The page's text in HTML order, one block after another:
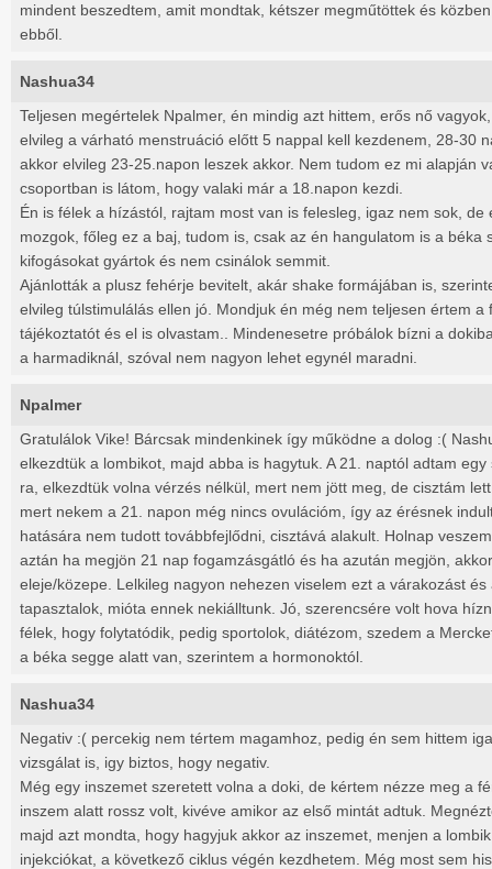
mindent beszedtem, amit mondtak, kétszer megműtöttek és
ebből.
Nashua34
Teljesen megértelek Npalmer, én mindig azt hittem, erős nő
elvileg a várható menstruáció előtt 5 nappal kell kezdenem, 28-30
akkor elvileg 23-25.napon leszek akkor. Nem tudom ez mi alapján
csoportban is látom, hogy valaki már a 18.napon kezdi.
Én is félek a hízástól, rajtam most van is felesleg, igaz nem sok, de
mozgok, főleg ez a baj, tudom is, csak az én hangulatom is a béka
kifogásokat gyártok és nem csinálok semmit.
Ajánlották a plusz fehérje bevitelt, akár shake formájában is,
elvileg túlstimulálás ellen jó. Mondjuk én még nem teljesen értem a
tájékoztatót és el is olvastam.. Mindenesetre próbálok bízni a
a harmadiknál, szóval nem nagyon lehet egynél maradni.
Npalmer
Gratulálok Vike! Bárcsak mindenkinek így működne a dolog :(
elkezdtük a lombikot, majd abba is hagytuk. A 21. naptól adtam
ra, elkezdtük volna vérzés nélkül, mert nem jött meg, de cisztám
mert nekem a 21. napon még nincs ovulációm, így az érésnek
hatására nem tudott továbbfejlődni, cisztává alakult. Holnap
aztán ha megjön 21 nap fogamzásgátló és ha azután megjön,
eleje/közepe. Lelkileg nagyon nehezen viselem ezt a várakozást
tapasztalok, mióta ennek nekiálltunk. Jó, szerencsére volt hova
félek, hogy folytatódik, pedig sportolok, diátézom, szedem a
a béka segge alatt van, szerintem a hormonoktól.
Nashua34
Negativ :( percekig nem tértem magamhoz, pedig én sem hittem
vizsgálat is, igy biztos, hogy negativ.
Még egy inszemet szeretett volna a doki, de kértem nézze meg a
inszem alatt rossz volt, kivéve amikor az első mintát adtuk.
majd azt mondta, hogy hagyjuk akkor az inszemet, menjen a
injekciókat, a következő ciklus végén kezdhetem. Még most sem